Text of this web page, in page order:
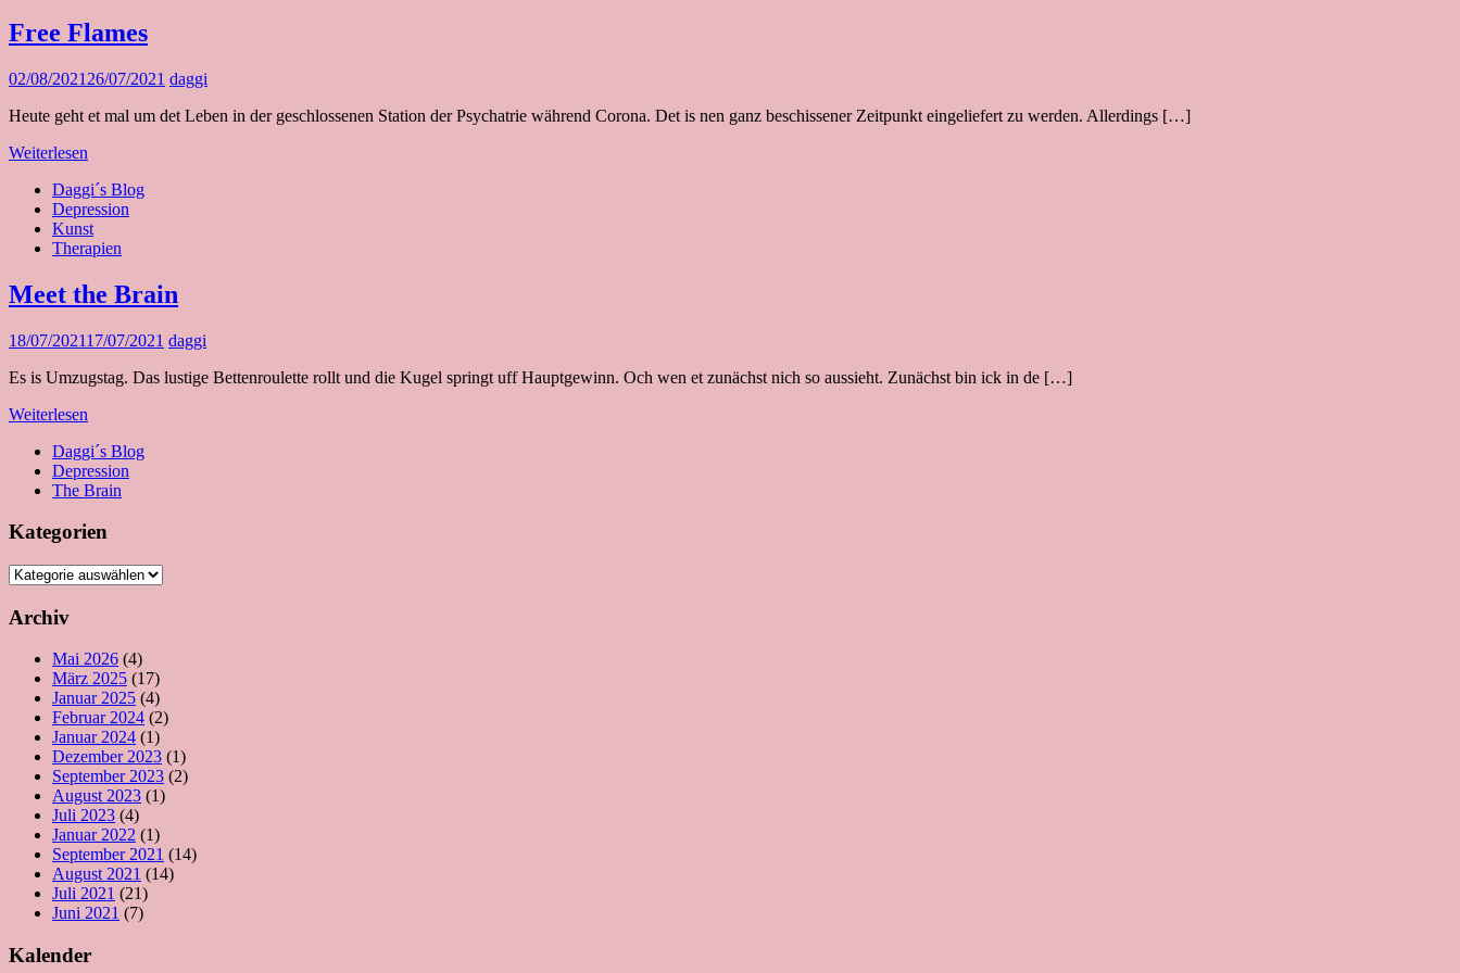
Free Flames
02/08/2021 26/07/2021 daggi
Heute geht et mal um det Leben in der geschlossenen Station der Psychatrie während Corona. Det is nen ganz beschissener Zeitpunkt eingeliefert zu werden. Allerdings […]
Weiterlesen
Daggi´s Blog
Depression
Kunst
Therapien
Meet the Brain
18/07/202117/07/2021 daggi
Es is Umzugstag. Das lustige Bettenroulette rollt und die Kugel springt uff Hauptgewinn. Och wen et zunächst nich so aussieht. Zunächst bin ick in de […]
Weiterlesen
Daggi´s Blog
Depression
The Brain
Kategorien
Kategorien
Archiv
Mai 2026 (4)
März 2025 (17)
Januar 2025 (4)
Februar 2024 (2)
Januar 2024 (1)
Dezember 2023 (1)
September 2023 (2)
August 2023 (1)
Juli 2023 (4)
Januar 2022 (1)
September 2021 (14)
August 2021 (14)
Juli 2021 (21)
Juni 2021 (7)
Kalender